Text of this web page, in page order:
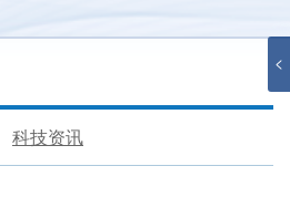
<
科技资讯